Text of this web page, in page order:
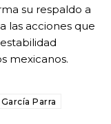
su respaldo a
las acciones que
mexicanos.
Parra